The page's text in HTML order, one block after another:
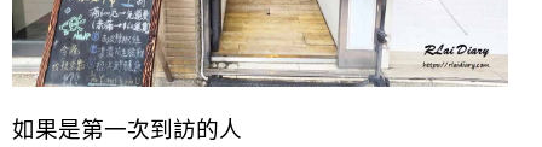
如果是第一次到訪的人